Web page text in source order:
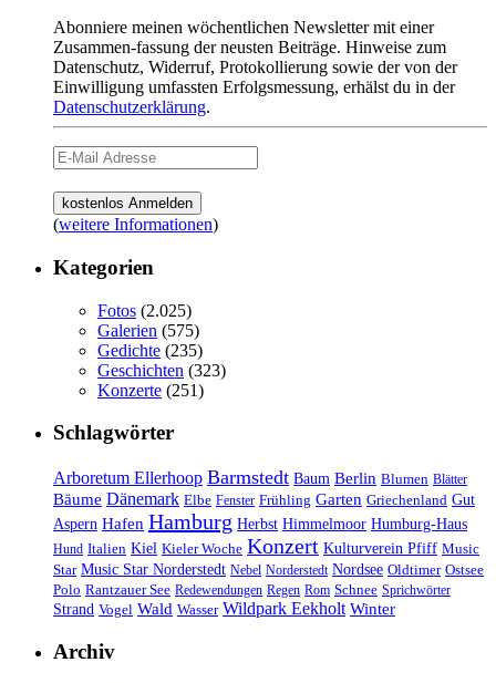
Abonniere meinen wöchentlichen Newsletter mit einer
Zusammen-fassung der neusten Beiträge. Hinweise zum
Datenschutz, Widerruf, Protokollierung sowie der von der
Einwilligung umfassten Erfolgsmessung, erhälst du in der
Datenschutzerklärung.
(weitere Informationen)
Kategorien
Fotos (2.025)
Galerien (575)
Gedichte (235)
Geschichten (323)
Konzerte (251)
Schlagwörter
Arboretum Ellerhoop Barmstedt Baum Berlin Blumen Blätter
Bäume Dänemark Elbe Fenster Frühling Garten Griechenland Gut
Aspern Hafen Hamburg Herbst Himmelmoor Humburg-Haus
Hund Italien Kiel Kieler Woche Konzert Kulturverein Pfiff Music
Star Music Star Norderstedt Nebel Norderstedt Nordsee Oldtimer Ostsee
Polo Rantzauer See Redewendungen Regen Rom Schnee Sprichwörter
Strand Vogel Wald Wasser Wildpark Eekholt Winter
Archiv